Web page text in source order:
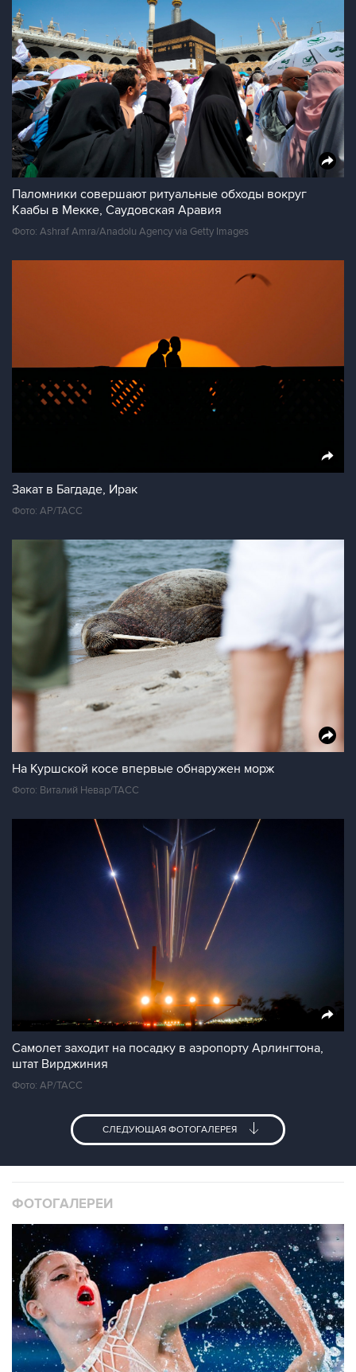
Паломники совершают ритуальные обходы вокруг
Каабы в Мекке, Саудовская Аравия
Фото: Ashraf Amra/Anadolu Agency via Getty Images
Закат в Багдаде, Ирак
Фото: АР/ТАСС
На Куршской косе впервые обнаружен морж
Фото: Виталий Невар/ТАСС
Самолет заходит на посадку в аэропорту Арлингтона,
штат Вирджиния
Фото: АР/ТАСС
СЛЕДУЮЩАЯ ФОТОГАЛЕРЕЯ
ФОТОГАЛЕРЕИ